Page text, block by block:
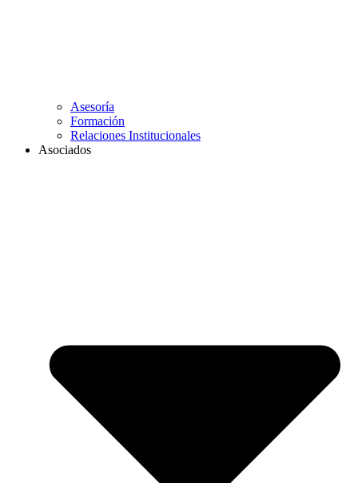
Asesoría
Formación
Relaciones Institucionales
Asociados